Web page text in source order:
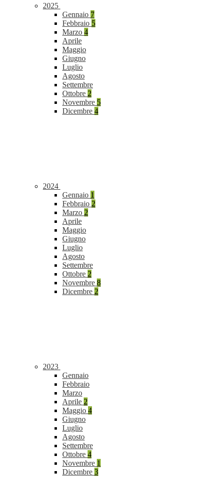
2025
Gennaio 7
Febbraio 5
Marzo 4
Aprile
Maggio
Giugno
Luglio
Agosto
Settembre
Ottobre 2
Novembre 5
Dicembre 4
2024
Gennaio 1
Febbraio 2
Marzo 2
Aprile
Maggio
Giugno
Luglio
Agosto
Settembre
Ottobre 2
Novembre 8
Dicembre 2
2023
Gennaio
Febbraio
Marzo
Aprile 2
Maggio 4
Giugno
Luglio
Agosto
Settembre
Ottobre 4
Novembre 1
Dicembre 3